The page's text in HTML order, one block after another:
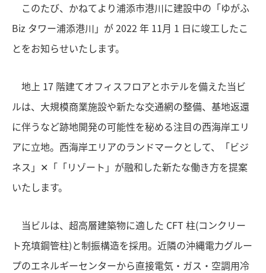
このたび、かねてより浦添市港川に建設中の「ゆがふ
Biz タワー浦添港川」が 2022 年 11月 1 日に竣工したこ
とをお知らせいたします。
地上 17 階建てオフィスフロアとホテルを備えた当ビ
ルは、大規模商業施設や新たな交通網の整備、基地返還
に伴うなど跡地開発の可能性を秘める注目の西海岸エリ
アに立地。西海岸エリアのランドマークとして、「ビジ
ネス」✕「「リゾート」が融和した新たな働き方を提案
いたします。
当ビルは、超高層建築物に適した CFT 柱(コンクリー
ト充填鋼管柱)と制振構造を採用。近隣の沖縄電力グルー
プのエネルギーセンターから直接電気・ガス・空調用冷